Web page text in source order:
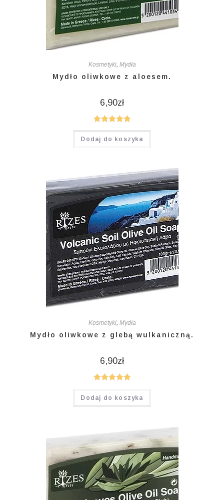
Kosmetyki, Mydła
Mydło oliwkowe z aloesem.
6,90zł
Oceniono
5.00na 5
Dodaj do koszyka
Kosmetyki, Mydła
Mydło oliwkowe z glebą wulkaniczną.
6,90zł
Oceniono
5.00na 5
Dodaj do koszyka